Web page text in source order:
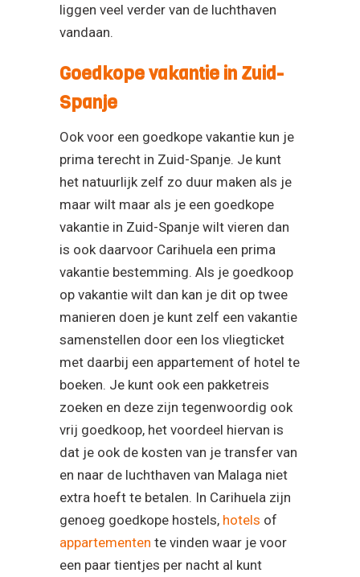
liggen veel verder van de luchthaven
vandaan.
Goedkope vakantie in Zuid-
Spanje
Ook voor een goedkope vakantie kun je
prima terecht in Zuid-Spanje. Je kunt
het natuurlijk zelf zo duur maken als je
maar wilt maar als je een goedkope
vakantie in Zuid-Spanje wilt vieren dan
is ook daarvoor Carihuela een prima
vakantie bestemming. Als je goedkoop
op vakantie wilt dan kan je dit op twee
manieren doen je kunt zelf een vakantie
samenstellen door een los vliegticket
met daarbij een appartement of hotel te
boeken. Je kunt ook een pakketreis
zoeken en deze zijn tegenwoordig ook
vrij goedkoop, het voordeel hiervan is
dat je ook de kosten van je transfer van
en naar de luchthaven van Malaga niet
extra hoeft te betalen. In Carihuela zijn
genoeg goedkope hostels, hotels of
appartementen te vinden waar je voor
een paar tientjes per nacht al kunt